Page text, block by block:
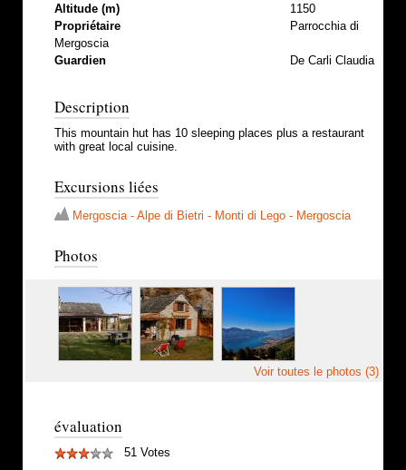
Altitude (m)
1150
Propriétaire
Parrocchia di
Mergoscia
Guardien
De Carli Claudia
Description
This mountain hut has 10 sleeping places plus a restaurant
with great local cuisine.
Excursions liées
Mergoscia - Alpe di Bietri - Monti di Lego - Mergoscia
Photos
Voir toutes le photos (3)
évaluation
51 Votes